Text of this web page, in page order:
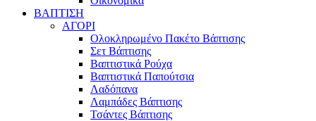
ΒΑΠΤΙΣΗ
ΑΓΟΡΙ
Ολοκληρωμένο Πακέτο Βάπτισης
Σετ Βάπτισης
Βαπτιστικά Ρούχα
Βαπτιστικά Παπούτσια
Λαδόπανα
Λαμπάδες Βάπτισης
Τσάντες Βάπτισης